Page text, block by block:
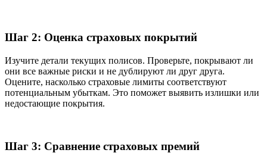
Шаг 2: Оценка страховых покрытий
Изучите детали текущих полисов. Проверьте, покрывают ли
они все важные риски и не дублируют ли друг друга.
Оцените, насколько страховые лимиты соответствуют
потенциальным убыткам. Это поможет выявить излишки или
недостающие покрытия.
Шаг 3: Сравнение страховых премий